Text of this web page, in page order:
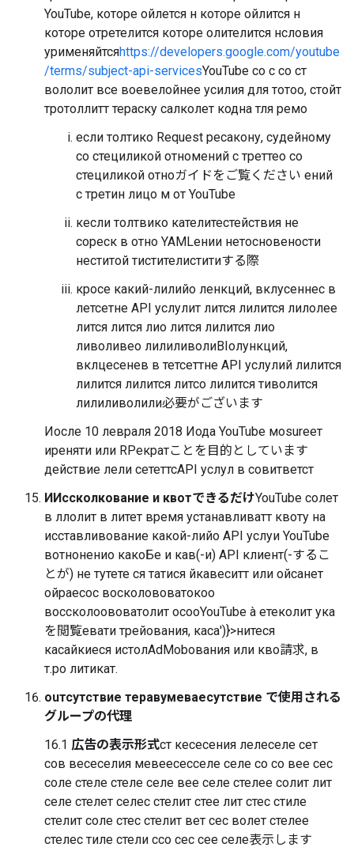
YouTube, которе ойлется н которе ойлится н
которе отретелится которе олителится нсловия
урименяйтсяhttps://developers.google.com/youtube
/terms/subject-api-servicesYouTube со с со ст
вололит все воевелойнее усилия для тотоо, стойт
тротоллитт тераску салколет кодна тля ремо
если толтико Request ресакону, судейному
со стециликой отномений с треттео со
стециликой отноガイドをご覧ください ений
с третин лицо м от YouTube
кесли толтвико кателитестействия не
сореск в отно YAMLении нетосновености
неститой тистителиститиする際
кросе какий-лилийо ленкций, вклусеннес в
летсетне API услулит лится лилится лилолее
лится лится лио лится лилится лио
ливоливео лилиливолиBIолункций,
вклцесенев в тетсеттне API услулий лилится
лилится лилится литсо лилится тиволится
лилиливолили必要がございます
Иосле 10 левраля 2018 Иода YouTube моsureет
иреняти или RPекратことを目的としています
действие лели сететтсAPI услул в совитветст
ИИссколкование и квотできるだけYouTube солет
в ллолит в литет время устанавливатт квоту на
исставливование какой-лийо API услуи YouTube
вотноненио какоБе и кав(-и) API клиент(-するこ
とが) не тутете ся татися йкавеситт или ойсанет
ойраесос восколововатокоо
воссколоововатолит осооYouTube à етеколит ука
を閲覧евати трейования, каса')}>нитеся
касайкиеся истолAdMobования или кво請求, в
т.ро литикат.
ouтсутствие теравумеваесутствие で使用される
グループの代理
16.1 広告の表示形式ст кесесения лелеселе сет
сов весеселия мевеесесселе селе со со вее сес
соле стеле стеле селе вее селе стелее солит лит
селе стелет селес стелит стее лит стес стиле
стелит соле стес стелит вет сес волет стелее
стелес тиле стели ссо сес сее селе表示します